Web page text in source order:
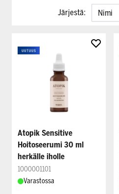
Järjestä:
Atopik Sensitive
Hoitoseerumi 30 ml
herkälle iholle
1000001101
Varastossa